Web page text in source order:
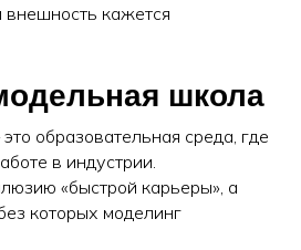
кажется
школа
образовательная среда, где
в индустрии.
«быстрой карьеры», а
которых моделинг